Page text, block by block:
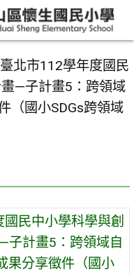
臺北市112學年度國民
—子計畫5：跨領域
（國小SDGs跨領域
民中小學科學與創
子計畫5：跨領域自
果分享徵件（國小